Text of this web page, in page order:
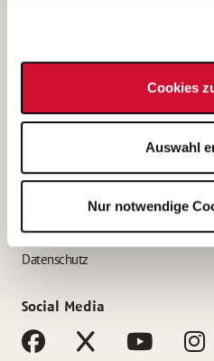
Cookies
Auswahl
Nur notwendige
Bewerbung als Altenpflegehelfer*in
Bewerbung als Erzieher*in
AWO Gliederungen nach
Impressum
Datenschutz
Social Media